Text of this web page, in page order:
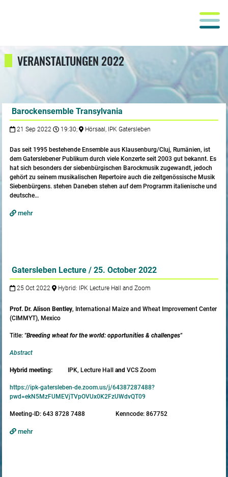
VERANSTALTUNGEN 2022
Barockensemble Transylvania
21 Sep 2022 19:30; Hörsaal, IPK Gatersleben
Das seit 1995 bestehende Ensemble aus Klausenburg/Cluj, Rumänien, ist
dem Gaters­lebener Pub­likum durch viele Konzerte seit 2003 gut bekannt. Es
hat sich beson­ders der sieben­bürgischen Barockmusik zugewandt, jedoch
gehört zu seinem musikalischen Reper­toire auch die zeitgenös­sische Musik
Sieben­bürgens. stehen Daneben stehen auf dem Programm italienische und
deutsche…
mehr
Gatersleben Lecture / 25. October 2022
25 Oct 2022 Hybrid: IPK Lecture Hall and Zoom
Prof. Dr. Alison Bentley, International Maize and Wheat Improvement Center
(CIMMYT), Mexico
Title:"Breeding wheat for the world: opportunities & challenges"
Abstract
Hybrid meeting: IPK, Lecture Halland VCS Zoom
https://ipk-gatersleben-de.zoom.us/j/64387287488?
pwd=ekN5MzFUMEVjTVpOVUx0K2FzUWdvQT09
Meeting-ID: 643 8728 7488 Kenncode: 867752
mehr